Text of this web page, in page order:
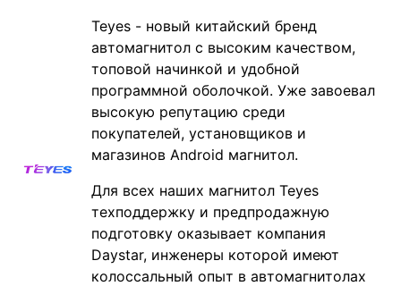
Teyes - новый китайский бренд
автомагнитол с высоким качеством,
топовой начинкой и удобной
программной оболочкой. Уже завоевал
высокую репутацию среди
покупателей, установщиков и
магазинов Android магнитол.
Для всех наших магнитол Teyes
техподдержку и предпродажную
подготовку оказывает компания
Daystar, инженеры которой имеют
колоссальный опыт в автомагнитолах